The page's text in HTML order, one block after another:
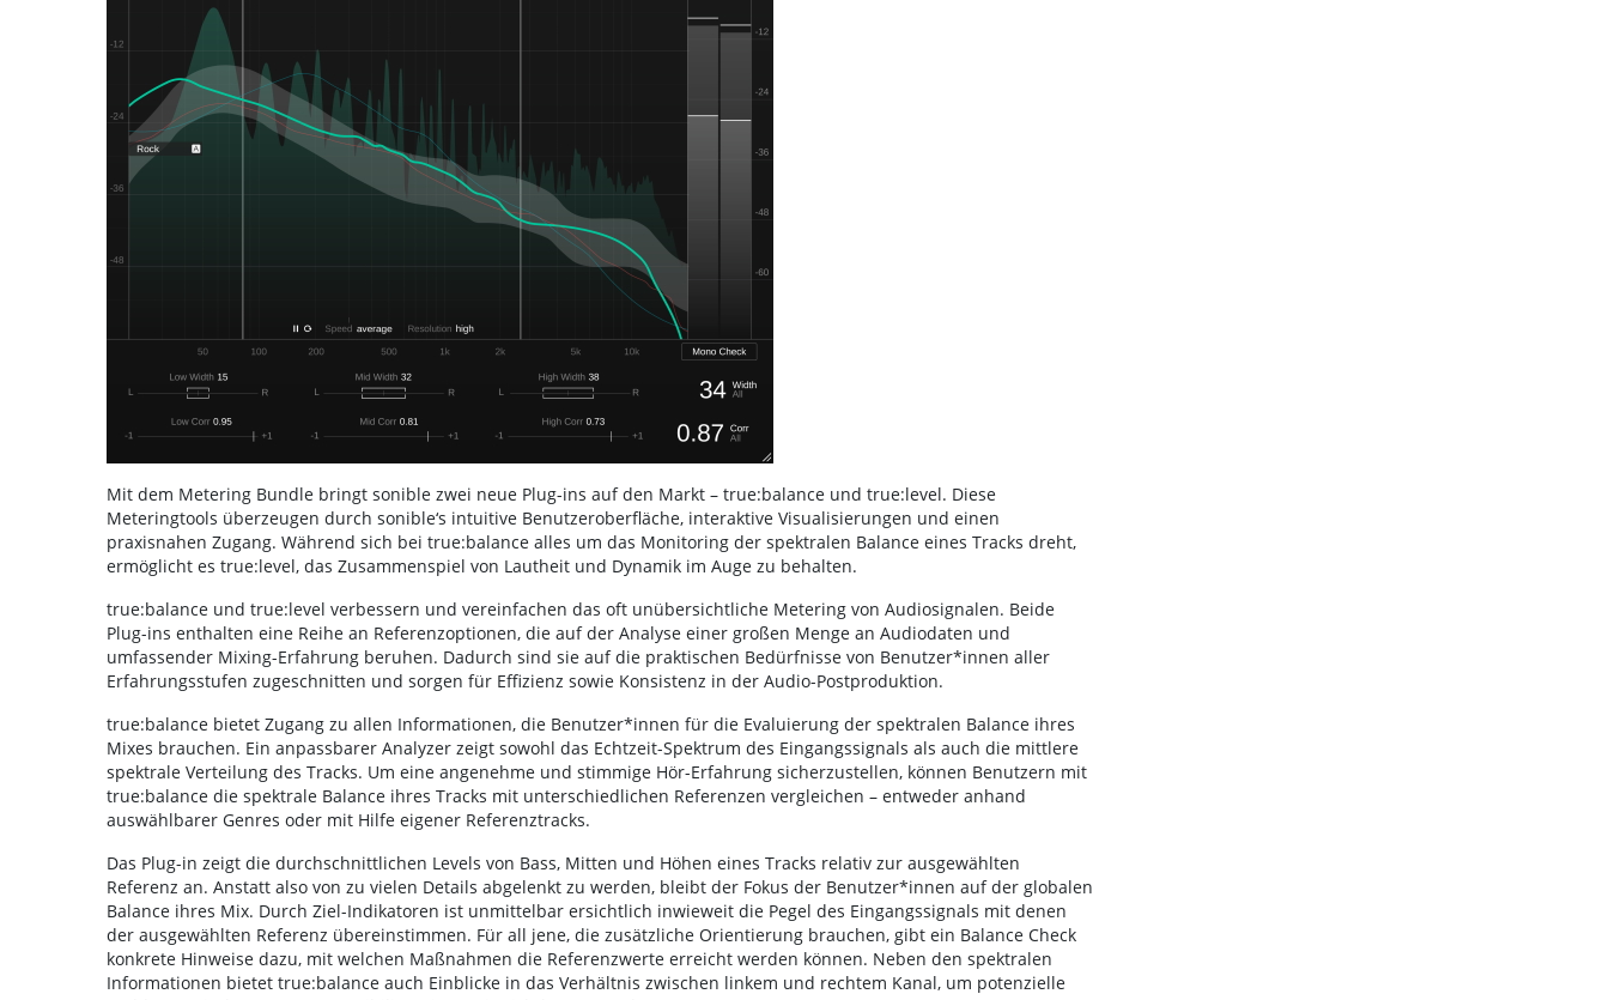
Mit dem Metering Bundle bringt sonible zwei neue Plug-ins auf den Markt – true:balance und true:level. Diese
Meteringtools überzeugen durch sonible‘s intuitive Benutzeroberfläche, interaktive Visualisierungen und einen
praxisnahen Zugang. Während sich bei true:balance alles um das Monitoring der spektralen Balance eines Tracks dreht,
ermöglicht es true:level, das Zusammenspiel von Lautheit und Dynamik im Auge zu behalten.
true:balance und true:level verbessern und vereinfachen das oft unübersichtliche Metering von Audiosignalen. Beide
Plug-ins enthalten eine Reihe an Referenzoptionen, die auf der Analyse einer großen Menge an Audiodaten und
umfassender Mixing-Erfahrung beruhen. Dadurch sind sie auf die praktischen Bedürfnisse von Benutzer*innen aller
Erfahrungsstufen zugeschnitten und sorgen für Effizienz sowie Konsistenz in der Audio-Postproduktion.
true:balance bietet Zugang zu allen Informationen, die Benutzer*innen für die Evaluierung der spektralen Balance ihres
Mixes brauchen. Ein anpassbarer Analyzer zeigt sowohl das Echtzeit-Spektrum des Eingangssignals als auch die mittlere
spektrale Verteilung des Tracks. Um eine angenehme und stimmige Hör-Erfahrung sicherzustellen, können Benutzern mit
true:balance die spektrale Balance ihres Tracks mit unterschiedlichen Referenzen vergleichen – entweder anhand
auswählbarer Genres oder mit Hilfe eigener Referenztracks.
Das Plug-in zeigt die durchschnittlichen Levels von Bass, Mitten und Höhen eines Tracks relativ zur ausgewählten
Referenz an. Anstatt also von zu vielen Details abgelenkt zu werden, bleibt der Fokus der Benutzer*innen auf der globalen
Balance ihres Mix. Durch Ziel-Indikatoren ist unmittelbar ersichtlich inwieweit die Pegel des Eingangssignals mit denen
der ausgewählten Referenz übereinstimmen. Für all jene, die zusätzliche Orientierung brauchen, gibt ein Balance Check
konkrete Hinweise dazu, mit welchen Maßnahmen die Referenzwerte erreicht werden können. Neben den spektralen
Informationen bietet true:balance auch Einblicke in das Verhältnis zwischen linkem und rechtem Kanal, um potenzielle